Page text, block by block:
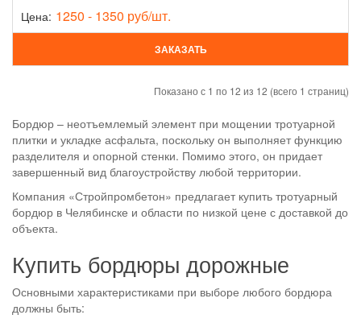
Цена: 1250 - 1350 руб/шт.
ЗАКАЗАТЬ
Показано с 1 по 12 из 12 (всего 1 страниц)
Бордюр – неотъемлемый элемент при мощении тротуарной
плитки и укладке асфальта, поскольку он выполняет функцию
разделителя и опорной стенки. Помимо этого, он придает
завершенный вид благоустройству любой территории.
Компания «Стройпромбетон» предлагает купить тротуарный
бордюр в Челябинске и области по низкой цене с доставкой до
объекта.
Купить бордюры дорожные
Основными характеристиками при выборе любого бордюра
должны быть: